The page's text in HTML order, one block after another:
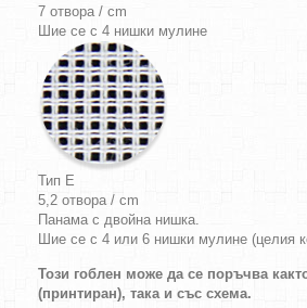
7 отвора / cm
Шие се с 4 нишки мулине
Тип E
5,2 отвора / cm
Панама с двойна нишка.
Шие се с 4 или 6 нишки мулине (целия
Този гоблен може да се поръчва
(принтиран), така и със схема.